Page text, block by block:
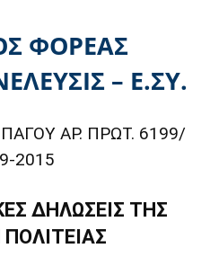
ΦΟΡΕΑΣ
– Ε.ΣΥ.
ΠΑΓΟΥ ΑΡ. ΠΡΩΤ. 6199/
2015
ΔΗΛΩΣΕΙΣ ΤΗΣ